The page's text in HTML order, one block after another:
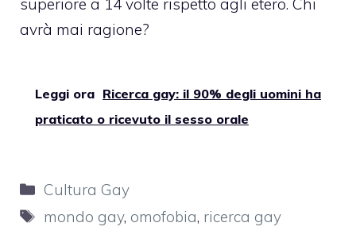
superiore a 14 volte rispetto agli etero. Chi
avrà mai ragione?
Leggi ora Ricerca gay: il 90% degli uomini ha
praticato o ricevuto il sesso orale
Categorie
Cultura Gay
Tag
mondo gay, omofobia, ricerca gay